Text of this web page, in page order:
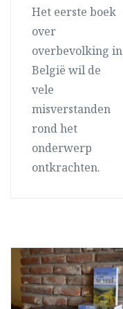
Het eerste boek
over
overbevolking in
België wil de
vele
misverstanden
rond het
onderwerp
ontkrachten.